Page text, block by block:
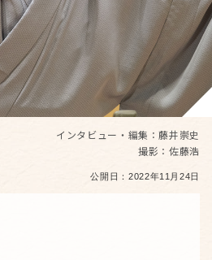
インタビュー・編集：藤井崇史
撮影：佐藤浩
公開日： 2022年11月24日